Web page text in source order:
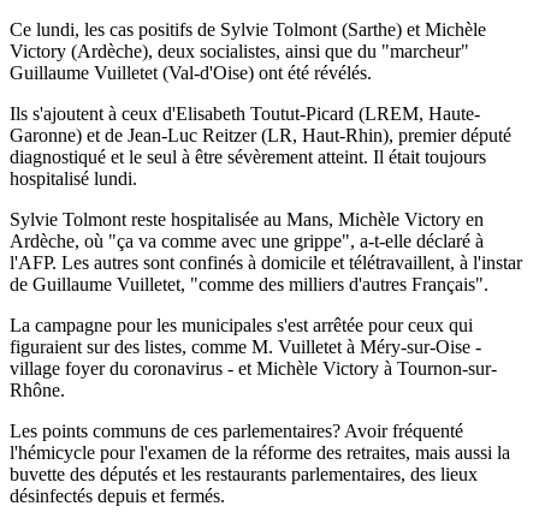
Ce lundi, les cas positifs de Sylvie Tolmont (Sarthe) et Michèle
Victory (Ardèche), deux socialistes, ainsi que du "marcheur"
Guillaume Vuilletet (Val-d'Oise) ont été révélés.
Ils s'ajoutent à ceux d'Elisabeth Toutut-Picard (LREM, Haute-
Garonne) et de Jean-Luc Reitzer (LR, Haut-Rhin), premier député
diagnostiqué et le seul à être sévèrement atteint. Il était toujours
hospitalisé lundi.
Sylvie Tolmont reste hospitalisée au Mans, Michèle Victory en
Ardèche, où "ça va comme avec une grippe", a-t-elle déclaré à
l'AFP. Les autres sont confinés à domicile et télétravaillent, à l'instar
de Guillaume Vuilletet, "comme des milliers d'autres Français".
La campagne pour les municipales s'est arrêtée pour ceux qui
figuraient sur des listes, comme M. Vuilletet à Méry-sur-Oise -
village foyer du coronavirus - et Michèle Victory à Tournon-sur-
Rhône.
Les points communs de ces parlementaires? Avoir fréquenté
l'hémicycle pour l'examen de la réforme des retraites, mais aussi la
buvette des députés et les restaurants parlementaires, des lieux
désinfectés depuis et fermés.